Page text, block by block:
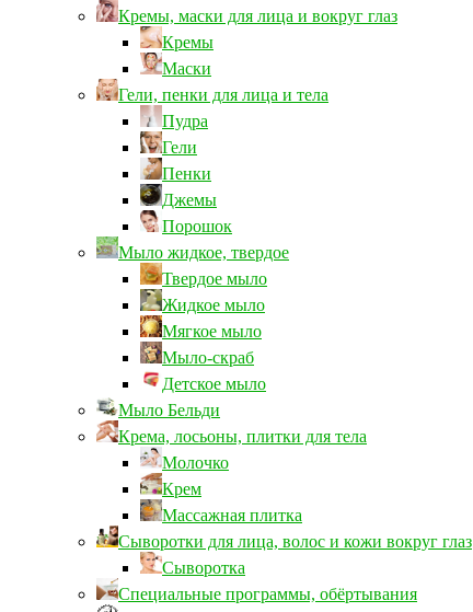
Кремы, маски для лица и вокруг глаз
Кремы
Маски
Гели, пенки для лица и тела
Пудра
Гели
Пенки
Джемы
Порошок
Мыло жидкое, твердое
Твердое мыло
Жидкое мыло
Мягкое мыло
Мыло-скраб
Детское мыло
Мыло Бельди
Крема, лосьоны, плитки для тела
Молочко
Крем
Массажная плитка
Сыворотки для лица, волос и кожи вокруг глаз
Сыворотка
Специальные программы, обёртывания